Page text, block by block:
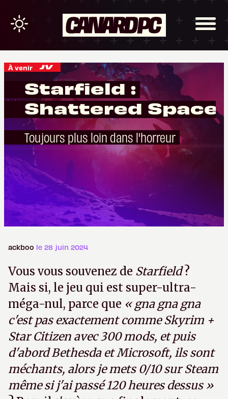
À venir
Starfield :
Shattered Space
Toujours plus loin dans l'horreur
ackboo le 28 juin 2024
Vous vous souvenez de Starfield?
Mais si, le jeu qui est super-ultra-
méga-nul, parce que « gna gna gna
c'est pas exactement comme Skyrim +
Star Citizen avec 300 mods, et puis
d'abord Bethesda et Microsoft, ils sont
méchants, alors je mets 0/10 sur Steam
même si j'ai passé 120 heures dessus »